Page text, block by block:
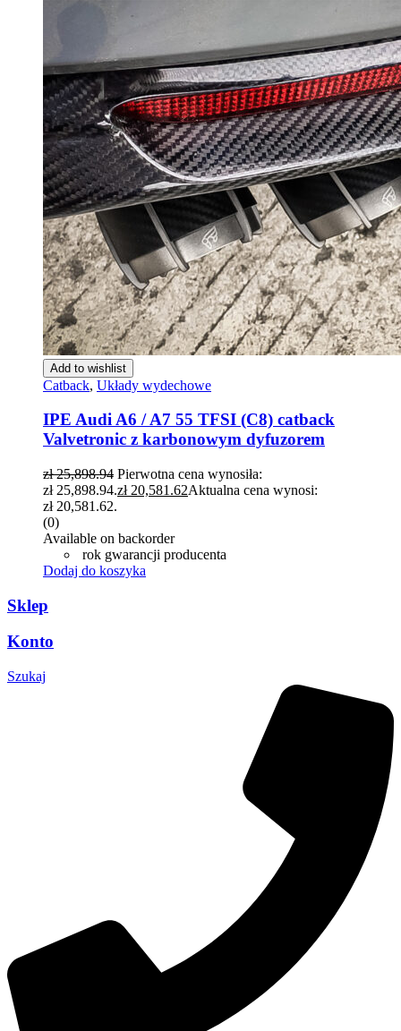
Add to wishlist
Catback, Układy wydechowe
IPE Audi A6 / A7 55 TFSI (C8) catback
Valvetronic z karbonowym dyfuzorem
zł25,898.94 Pierwotna cena wynosiła:
zł 25,898.94.zł20,581.62Aktualna cena wynosi:
zł 20,581.62.
(0)
Available on backorder
rok gwarancji producenta
Dodaj do koszyka
Sklep
Konto
Szukaj